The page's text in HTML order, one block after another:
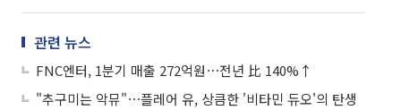
관련 뉴스
FNC엔터, 1분기 매출 272억원⋯전년 比 140%↑
"추구미는 악뮤"⋯플레어 유, 상큼한 '비타민 듀오'의 탄생